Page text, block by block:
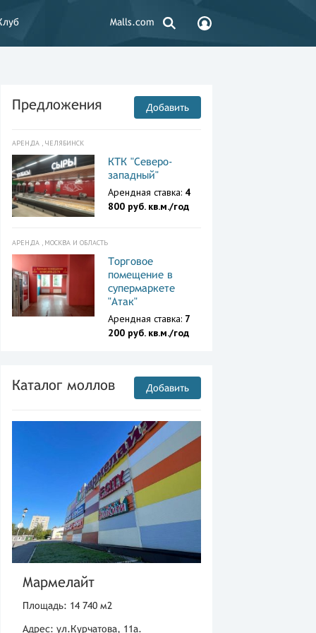
Malls.com
Предложения Добавить
АРЕНДА , ЧЕЛЯБИНСК
КТК "Северо-
западный"
Арендная ставка: 4
800 руб. кв.м./год
АРЕНДА , МОСКВА И ОБЛАСТЬ
Торговое
помещение в
супермаркете
"Атак"
Арендная ставка: 7
200 руб. кв.м./год
Каталог моллов Добавить
Мармелайт
Площадь: 14 740 м2
Адрес: ул.Курчатова, 11а.